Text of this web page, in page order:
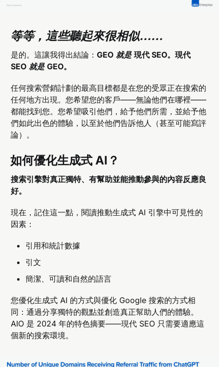
等等，這些聽起來很相似……
是的。這讓我得出結論：GEO 就是 現代 SEO。現代
SEO 就是 GEO。
任何搜索營銷計劃的最高目標都是在您的受眾正在搜索的
任何地方出現。您希望您的客戶——無論他們在哪裡——
都能找到您。您希望吸引他們，給予他們所需，並給予他
們如此出色的體驗，以至於他們告訴他人（甚至可能寫評
論）。
如何優化生成式 AI？
搜索引擎對真正獨特、有幫助並能推動參與的內容反應良
好。
現在，記住這一點，閱讀推動生成式 AI 引擎中可見性的
因素：
引用和統計數據
引文
簡潔、可讀和自然的語言
您優化生成式 AI 的方式與優化 Google 搜索的方式相
同：通過分享獨特的觀點並創造真正幫助人們的體驗。
AIO 是 2024 年的特色摘要——現代 SEO 只需要適應這
個新的搜索環境。